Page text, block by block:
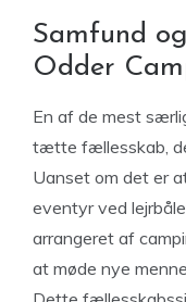
Samfund
Odder
En af de mest
tætte fællesskab,
Uanset om det er
eventyr ved
arrangeret af
at møde nye